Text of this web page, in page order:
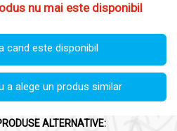
nu mai este disponibil
cand este disponibil
a alege un produs similar
ALTERNATIVE: